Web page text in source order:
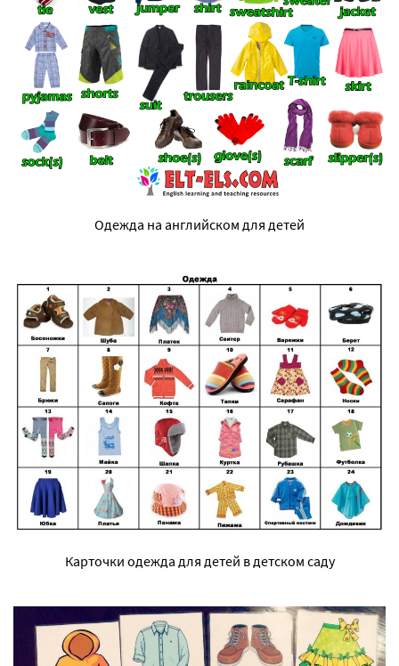
Одежда на английском для детей
Карточки одежда для детей в детском саду